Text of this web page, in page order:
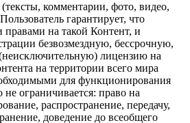
комментарии, фото, видео,
гарантирует, что
на такой Контент, и
безвозмездную, бессрочную,
лицензию на
на территории всего мира
для функционирования
ограничивается: право на
распространение, передачу,
доведение до всеобщего